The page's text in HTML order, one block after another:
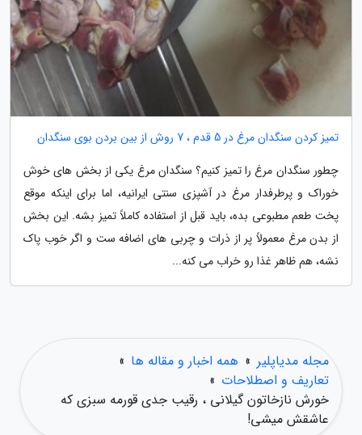
تمیز کردن سنگدان مرغ در 5 قدم ، 7 روش از بین بردن بوی سنگدان
چطور سنگدان مرغ را تمیز کنیم؟ سنگدان مرغ یکی از بخش های خوش
خوراک و پرطرفدار مرغ در آشپزی سنتی ایرانیه، اما برای اینکه موقع
پخت طعم مطبوعی بده، باید قبل از استفاده کاملاً تمیز بشه. این بخش
از بدن مرغ معمولاً پر از ذرات و چربی های اضافه ست و اگر خوب پاک
نشه، هم ظاهر غذا رو خراب می کنه...
مجله مدیاپلیر » همه اخبار و مقاله ها »
تعاریف و اصطلاحات »
خورش نازخاتون گیلانی ، رقیب جدی قورمه سبزی که
عاشقش میشی!